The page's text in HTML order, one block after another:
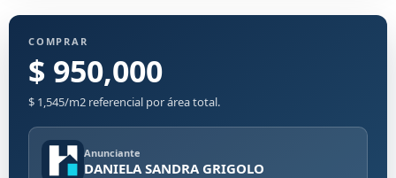
COMPRAR
$ 950,000
$ 1,545/m2 referencial por área total.
Anunciante
DANIELA SANDRA GRIGOLO